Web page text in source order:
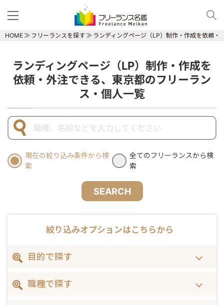
HOME フリーランスを探す ランディングページ（LP）制作・作成を依頼
ランディングページ（LP）制作・作成を
依頼・外注できる、東京都のフリーラン
ス・個人一覧
現在の絞り込み条件から検
索
全てのフリーランスから検
索
SEARCH
絞り込みオプションはこちらから
目的で探す
職種で探す